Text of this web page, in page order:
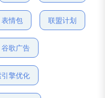
表情包 联盟计划
谷歌广告
擎优化